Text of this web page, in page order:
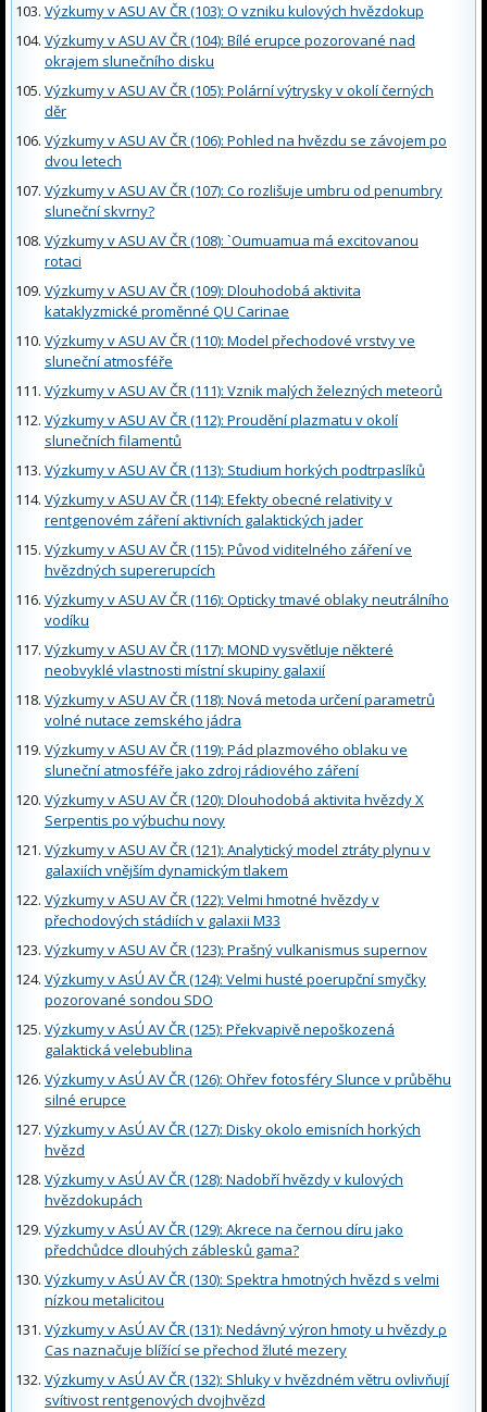
Výzkumy v ASU AV ČR (103): O vzniku kulových hvězdokup
Výzkumy v ASU AV ČR (104): Bílé erupce pozorované nad
okrajem slunečního disku
Výzkumy v ASU AV ČR (105): Polární výtrysky v okolí černých
děr
Výzkumy v ASU AV ČR (106): Pohled na hvězdu se závojem po
dvou letech
Výzkumy v ASU AV ČR (107): Co rozlišuje umbru od penumbry
sluneční skvrny?
Výzkumy v ASU AV ČR (108): `Oumuamua má excitovanou
rotaci
Výzkumy v ASU AV ČR (109): Dlouhodobá aktivita
kataklyzmické proměnné QU Carinae
Výzkumy v ASU AV ČR (110): Model přechodové vrstvy ve
sluneční atmosféře
Výzkumy v ASU AV ČR (111): Vznik malých železných meteorů
Výzkumy v ASU AV ČR (112): Proudění plazmatu v okolí
slunečních filamentů
Výzkumy v ASU AV ČR (113): Studium horkých podtrpaslíků
Výzkumy v ASU AV ČR (114): Efekty obecné relativity v
rentgenovém záření aktivních galaktických jader
Výzkumy v ASU AV ČR (115): Původ viditelného záření ve
hvězdných supererupcích
Výzkumy v ASU AV ČR (116): Opticky tmavé oblaky neutrálního
vodíku
Výzkumy v ASU AV ČR (117): MOND vysvětluje některé
neobvyklé vlastnosti místní skupiny galaxií
Výzkumy v ASU AV ČR (118): Nová metoda určení parametrů
volné nutace zemského jádra
Výzkumy v ASU AV ČR (119): Pád plazmového oblaku ve
sluneční atmosféře jako zdroj rádiového záření
Výzkumy v ASU AV ČR (120): Dlouhodobá aktivita hvězdy X
Serpentis po výbuchu novy
Výzkumy v ASU AV ČR (121): Analytický model ztráty plynu v
galaxiích vnějším dynamickým tlakem
Výzkumy v ASU AV ČR (122): Velmi hmotné hvězdy v
přechodových stádiích v galaxii M33
Výzkumy v ASU AV ČR (123): Prašný vulkanismus supernov
Výzkumy v AsÚ AV ČR (124): Velmi husté poerupční smyčky
pozorované sondou SDO
Výzkumy v AsÚ AV ČR (125): Překvapivě nepoškozená
galaktická velebublina
Výzkumy v AsÚ AV ČR (126): Ohřev fotosféry Slunce v průběhu
silné erupce
Výzkumy v AsÚ AV ČR (127): Disky okolo emisních horkých
hvězd
Výzkumy v AsÚ AV ČR (128): Nadobří hvězdy v kulových
hvězdokupách
Výzkumy v AsÚ AV ČR (129): Akrece na černou díru jako
předchůdce dlouhých záblesků gama?
Výzkumy v AsÚ AV ČR (130): Spektra hmotných hvězd s velmi
nízkou metalicitou
Výzkumy v AsÚ AV ČR (131): Nedávný výron hmoty u hvězdy ρ
Cas naznačuje blížící se přechod žluté mezery
Výzkumy v AsÚ AV ČR (132): Shluky v hvězdném větru ovlivňují
svítivost rentgenových dvojhvězd